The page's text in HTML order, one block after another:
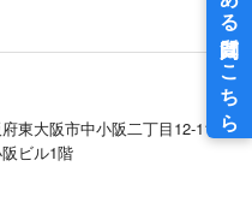
東大阪市中小阪二丁目12-11
ビル1階